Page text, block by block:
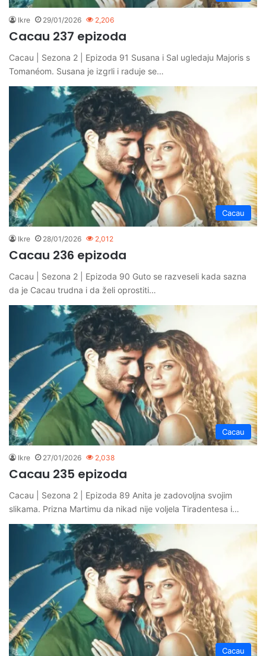
Ikre 29/01/2026 2,206
Cacau 237 epizoda
Cacau | Sezona 2 | Epizoda 91 Susana i Sal ugledaju Majoris s
Tomanéom. Susana je izgrli i raduje se…
Cacau
Ikre 28/01/2026 2,012
Cacau 236 epizoda
Cacau | Sezona 2 | Epizoda 90 Guto se razveseli kada sazna
da je Cacau trudna i da želi oprostiti…
Cacau
Ikre 27/01/2026 2,038
Cacau 235 epizoda
Cacau | Sezona 2 | Epizoda 89 Anita je zadovoljna svojim
slikama. Prizna Martimu da nikad nije voljela Tiradentesa i…
Cacau